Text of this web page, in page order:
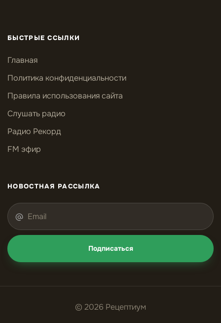
БЫСТРЫЕ ССЫЛКИ
Главная
Политика конфиденциальности
Правила использования сайта
Слушать радио
Радио Рекорд
FM эфир
НОВОСТНАЯ РАССЫЛКА
Подписаться
© 2026 Рецептиум